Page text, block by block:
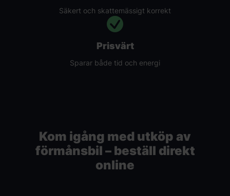
Bilmarknaden
Om oss
Säkert och skattemässigt korrekt
Prisvärt
Sparar både tid och energi
Kom igång med utköp av
förmånsbil – beställ direkt
online